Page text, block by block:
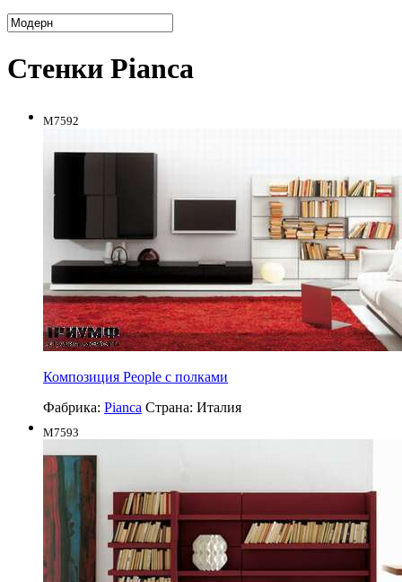
Стенки Pianca
M7592
Композиция People с полками
Фабрика: Pianca Страна: Италия
M7593